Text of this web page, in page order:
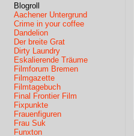
Blogroll
Aachener Untergrund
Crime in your coffee
Dandelion
Der breite Grat
Dirty Laundry
Eskalierende Träume
Filmforum Bremen
Filmgazette
Filmtagebuch
Final Frontier Film
Fixpunkte
Frauenfiguren
Frau Suk
Funxton